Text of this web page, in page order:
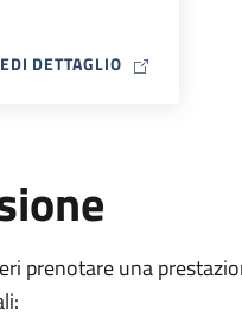
DETTAGLIOMAP ICON
prenotare una